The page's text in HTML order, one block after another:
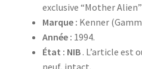
exclusive “Mother
Marque : Kenner
Année : 1994.
État : NIB . L’article est
neuf, intact.